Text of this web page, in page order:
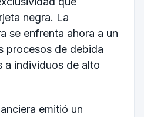
negra. La
se enfrenta ahora a un
procesos de debida
a individuos de alto
emitió un